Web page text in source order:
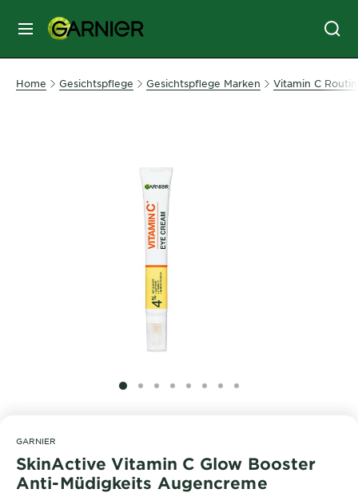
MENU
GESICHTSPFLEGE
SONNENSCHUTZ
KÖRPERPFLEGE
DIAGNOSTIK
Unsere
Inhaltsstoffe
Home Gesichtspflege Gesichtspflege Marken Vitamin C
SLIDE 1
SLIDE 2
SLIDE 3
SLIDE 4
SLIDE 5
SLIDE 6
SLIDE 7
SLIDE 8
GARNIER
SkinActive Vitamin C Glow Booster
Anti-Müdigkeits Augencreme